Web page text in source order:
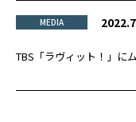
MEDIA
TBS「ラヴィット！」に